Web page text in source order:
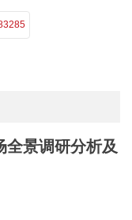
全景调研分析及